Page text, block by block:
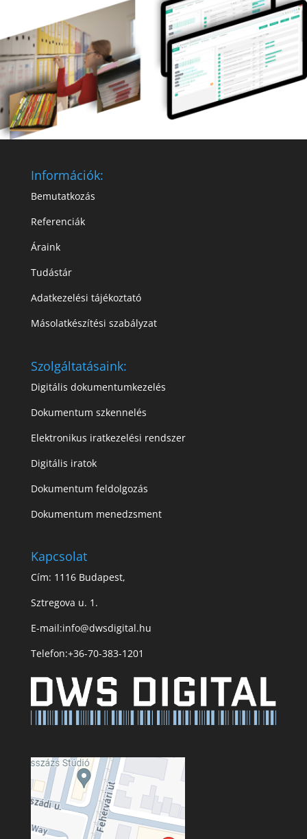
Információk:
Bemutatkozás
Referenciák
Áraink
Tudástár
Adatkezelési tájékoztató
Másolatkészítési szabályzat
Szolgáltatásaink:
Digitális dokumentumkezelés
Dokumentum szkennelés
Elektronikus iratkezelési rendszer
Digitális iratok
Dokumentum feldolgozás
Dokumentum menedzsment
Kapcsolat
Cím: 1116 Budapest,
Sztregova u. 1.
E-mail:info@dwsdigital.hu
Telefon:+36-70-383-1201